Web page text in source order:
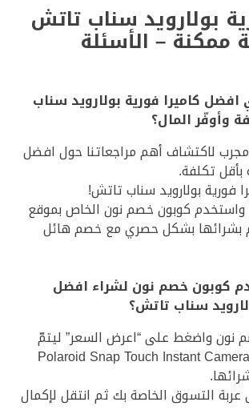
بولارويد سناب تاتش
ممكنة – الأسئلة
كاميرا فورية بولارويد سناب
وأوفّر المال؟
لاكتشاف أهم مراجعاتنا حول افضل
بأقل تكلفة.
فورية بولارويد سناب تاتش!
واستخدم كوبون خصم نون الخاص بموقع
بشرائها بشكل حصري مع خصم هائل
كوبون خصم نون لشراء افضل
سناب تاتش؟
نون واضغط على “اعرض السعر” ليتمّ
نقلك إلى صفحة Polaroid Snap Touch Instant Camera
عربة التسوق الخاصة بك ثم انتقل لإكمال